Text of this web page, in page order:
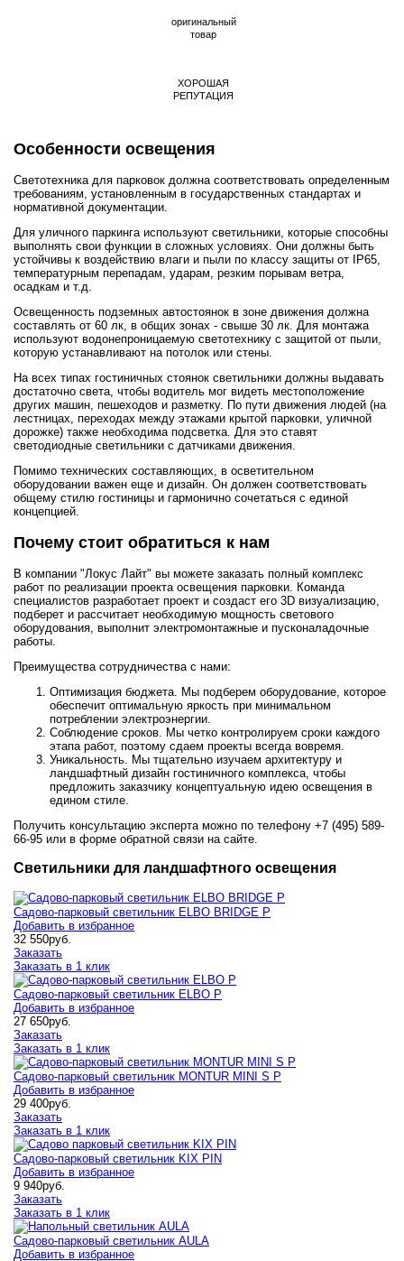
оригинальный
товар
ХОРОШАЯ
РЕПУТАЦИЯ
Особенности освещения
Светотехника для парковок должна соответствовать определенным
требованиям, установленным в государственных стандартах и
нормативной документации.
Для уличного паркинга используют светильники, которые способны
выполнять свои функции в сложных условиях. Они должны быть
устойчивы к воздействию влаги и пыли по классу защиты от IP65,
температурным перепадам, ударам, резким порывам ветра,
осадкам и т.д.
Освещенность подземных автостоянок в зоне движения должна
составлять от 60 лк, в общих зонах - свыше 30 лк. Для монтажа
используют водонепроницаемую светотехнику с защитой от пыли,
которую устанавливают на потолок или стены.
На всех типах гостиничных стоянок светильники должны выдавать
достаточно света, чтобы водитель мог видеть местоположение
других машин, пешеходов и разметку. По пути движения людей (на
лестницах, переходах между этажами крытой парковки, уличной
дорожке) также необходима подсветка. Для это ставят
светодиодные светильники с датчиками движения.
Помимо технических составляющих, в осветительном
оборудовании важен еще и дизайн. Он должен соответствовать
общему стилю гостиницы и гармонично сочетаться с единой
концепцией.
Почему стоит обратиться к нам
В компании "Локус Лайт" вы можете заказать полный комплекс
работ по реализации проекта освещения парковки. Команда
специалистов разработает проект и создаст его 3D визуализацию,
подберет и рассчитает необходимую мощность светового
оборудования, выполнит электромонтажные и пусконаладочные
работы.
Преимущества сотрудничества с нами:
Оптимизация бюджета. Мы подберем оборудование, которое
обеспечит оптимальную яркость при минимальном
потреблении электроэнергии.
Соблюдение сроков. Мы четко контролируем сроки каждого
этапа работ, поэтому сдаем проекты всегда вовремя.
Уникальность. Мы тщательно изучаем архитектуру и
ландшафтный дизайн гостиничного комплекса, чтобы
предложить заказчику концептуальную идею освещения в
едином стиле.
Получить консультацию эксперта можно по телефону +7 (495) 589-
66-95 или в форме обратной связи на сайте.
Светильники для ландшафтного освещения
Садово-парковый светильник ELBO BRIDGE P
Добавить в избранное
32 550руб.
Заказать
Заказать в 1 клик
Садово-парковый светильник ELBO P
Добавить в избранное
27 650руб.
Заказать
Заказать в 1 клик
Садово-парковый светильник MONTUR MINI S P
Добавить в избранное
29 400руб.
Заказать
Заказать в 1 клик
Садово-парковый светильник KIX PIN
Добавить в избранное
9 940руб.
Заказать
Заказать в 1 клик
Садово-парковый светильник AULA
Добавить в избранное